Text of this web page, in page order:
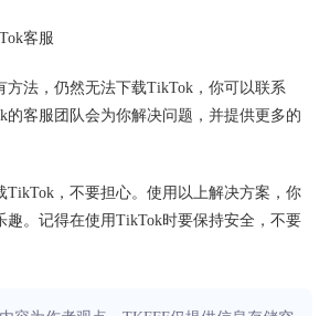
客服
方法，仍然无法下载TikTok，你可以联系
的客服团队会为你解决问题，并提供更多的
TikTok，不要担心。使用以上解决方案，你
趣。记得在使用TikTok时要保持安全，不要